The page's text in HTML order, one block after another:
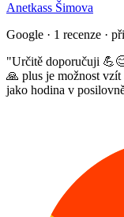
Anetkass Šimova
Google · 1 recenze ·
"Určitě doporučuji
🙏 plus je možnost
jako hodina v